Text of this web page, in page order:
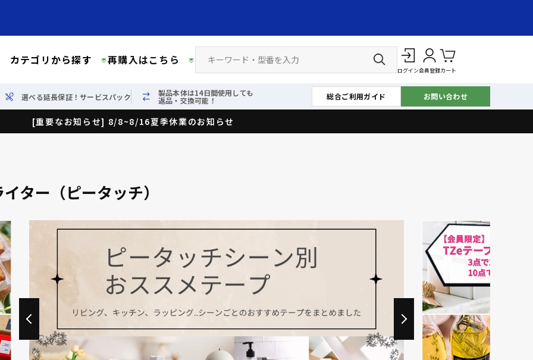
カテゴリから探す 再購入はこちら
ログイン会員登録カート
選べる延長保証！サービスパック 製品本体は14日間使用しても
返品・交換可能！ 総合ご利用ガイド お問い合わせ
[重要なお知らせ] 8/8~8/16夏季休業のお知らせ
ター（ピータッチ）